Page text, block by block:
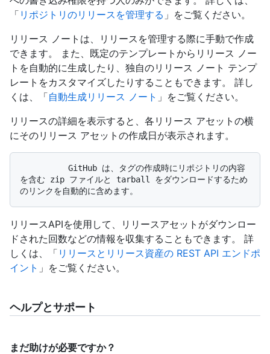
「 リポジトリのリリースを管理する 」をご覧ください。
リリース ノートは、リリースを管理する際に手動で作成
できます。 また、既定のテンプレートからリリース ノー
トを自動的に生成したり、独自のリリース ノート テンプ
レートをカスタマイズしたりすることもできます。 詳し
くは、「自動生成リリース ノート 」をご覧ください。
リリースの詳細を表示すると、各リリース アセットの横
にそのリリース アセットの作成日が表示されます。
を含む zip ファイルと tarball をダウンロードするため
リリースAPIを使用して、リリースアセットがダウンロー
ドされた回数などの情報を収集することもできます。 詳
しくは、「 リリースとリリース資産の REST API エンドポ
イント 」をご覧ください。
ヘルプとサポート
まだ助けが必要ですか？